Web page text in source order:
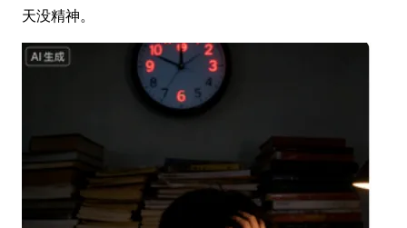
天没精神。